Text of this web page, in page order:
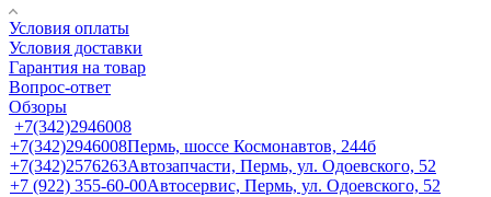
Условия оплаты
Условия доставки
Гарантия на товар
Вопрос-ответ
Обзоры
+7(342)2946008
+7(342)2946008Пермь, шоссе Космонавтов, 244б
+7(342)2576263Автозапчасти, Пермь, ул. Одоевского, 52
+7 (922) 355-60-00Автосервис, Пермь, ул. Одоевского, 52